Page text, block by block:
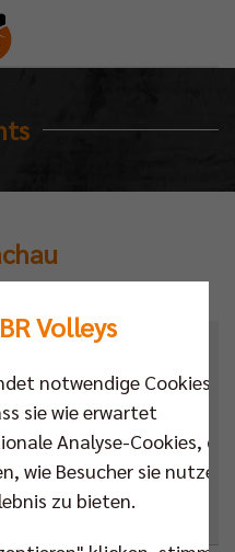
Match,Bundesliga
Volleys
notwendige Cookies,
sie wie erwartet
Analyse-Cookies, die
wie Besucher sie nutzen,
zu bieten.